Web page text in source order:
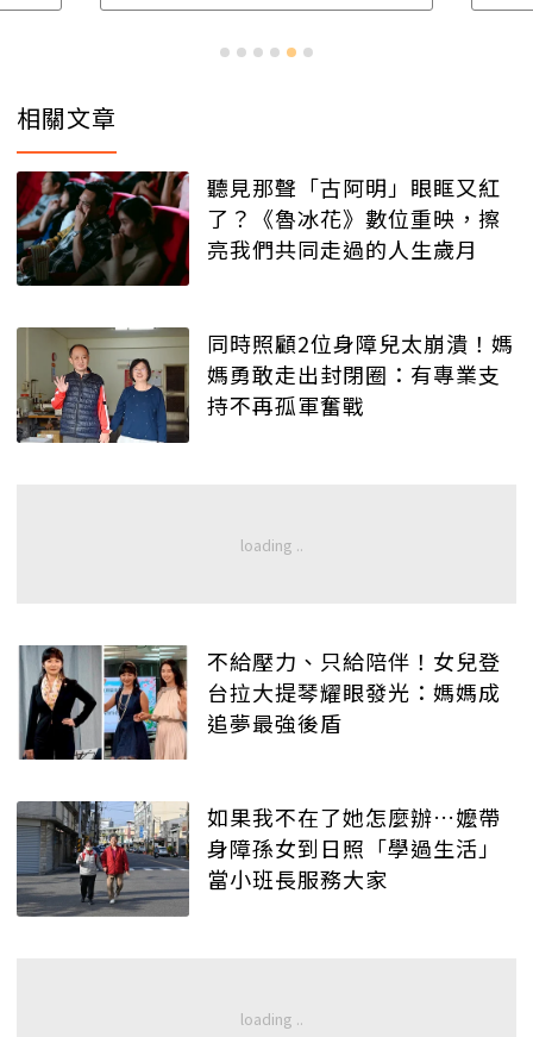
相關文章
聽見那聲「古阿明」眼眶又紅
了？《魯冰花》數位重映，擦
亮我們共同走過的人生歲月
同時照顧2位身障兒太崩潰！媽
媽勇敢走出封閉圈：有專業支
持不再孤軍奮戰
不給壓力、只給陪伴！女兒登
台拉大提琴耀眼發光：媽媽成
追夢最強後盾
如果我不在了她怎麼辦…嬤帶
身障孫女到日照「學過生活」
當小班長服務大家